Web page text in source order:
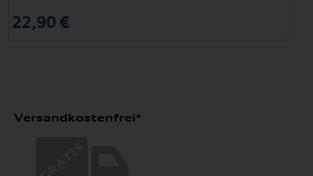
22,90 €
Versandkostenfrei*